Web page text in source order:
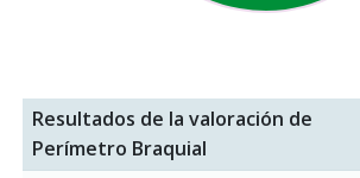
Resultados de la valoración de
Perímetro Braquial